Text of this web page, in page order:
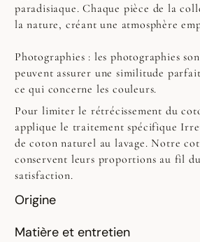
paradisiaque. Chaque pièce de la
la nature, créant une atmosphère
Photographies : les photographies
peuvent assurer une similitude
ce qui concerne les couleurs.
Pour limiter le rétrécissement du
applique le traitement spécifique
de coton naturel au lavage. Notre
conservent leurs proportions au fil
satisfaction.
Origine
Matière et entretien